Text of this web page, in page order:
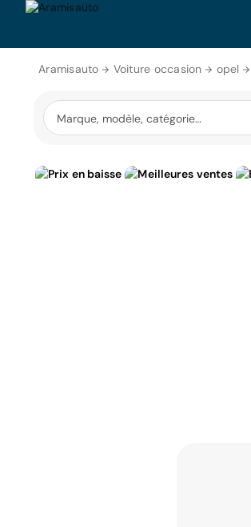
Aramisauto Voiture occasion opel